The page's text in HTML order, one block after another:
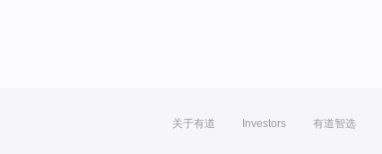
关于有道 Investors 有道智选